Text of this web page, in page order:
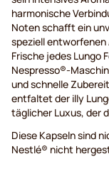
harmonische
Noten schafft ein
speziell entworfenen
Frische jedes Lungo
Nespresso®-
und schnelle
entfaltet der illy
täglicher Luxus, der
Diese Kapseln sind
Nestlé® nicht